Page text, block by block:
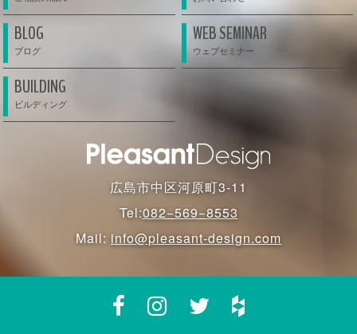
BLOG WEB SEMINAR
BUILDING
広島市中区河原町3-11
Tel:082−569−8553
Mail: info@pleasant-design.com